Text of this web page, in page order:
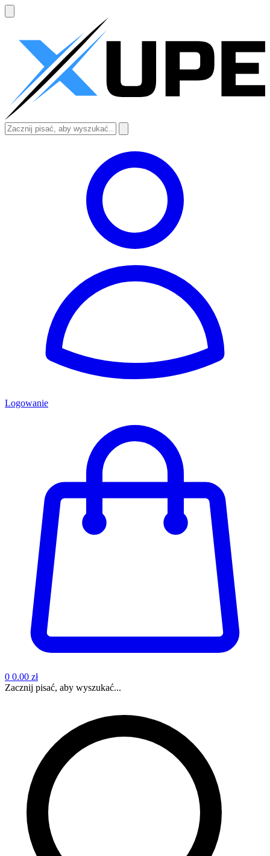
Logowanie
0 0.00 zł
Zacznij pisać, aby wyszukać...